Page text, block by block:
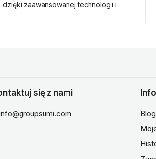
dzięki zaawansowanej technologii i
się z nami
info@groupsumi.com
Blog